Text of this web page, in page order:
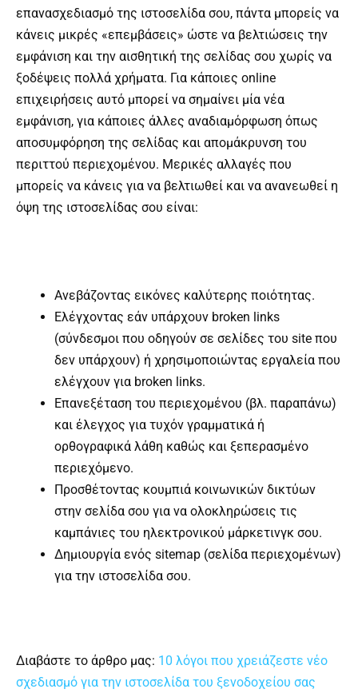
επανασχεδιασμό της ιστοσελίδα σου, πάντα μπορείς να
κάνεις μικρές «επεμβάσεις» ώστε να βελτιώσεις την
εμφάνιση και την αισθητική της σελίδας σου χωρίς να
ξοδέψεις πολλά χρήματα. Για κάποιες online
επιχειρήσεις αυτό μπορεί να σημαίνει μία νέα
εμφάνιση, για κάποιες άλλες αναδιαμόρφωση όπως
αποσυμφόρηση της σελίδας και απομάκρυνση του
περιττού περιεχομένου. Μερικές αλλαγές που
μπορείς να κάνεις για να βελτιωθεί και να ανανεωθεί η
όψη της ιστοσελίδας σου είναι:
Ανεβάζοντας εικόνες καλύτερης ποιότητας.
Ελέγχοντας εάν υπάρχουν broken links
(σύνδεσμοι που οδηγούν σε σελίδες του site που
δεν υπάρχουν) ή χρησιμοποιώντας εργαλεία που
ελέγχουν για broken links.
Επανεξέταση του περιεχομένου (βλ. παραπάνω)
και έλεγχος για τυχόν γραμματικά ή
ορθογραφικά λάθη καθώς και ξεπερασμένο
περιεχόμενο.
Προσθέτοντας κουμπιά κοινωνικών δικτύων
στην σελίδα σου για να ολοκληρώσεις τις
καμπάνιες του ηλεκτρονικού μάρκετινγκ σου.
Δημιουργία ενός sitemap (σελίδα περιεχομένων)
για την ιστοσελίδα σου.
Διαβάστε το άρθρο μας: 10 λόγοι που χρειάζεστε νέο
σχεδιασμό για την ιστοσελίδα του ξενοδοχείου σας